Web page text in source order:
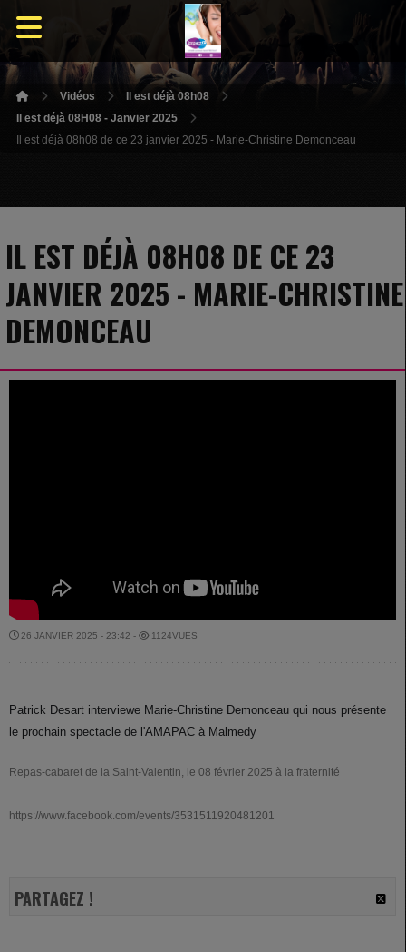
Vidéos
Il est déjà 08h08
Il est déjà 08H08 - Janvier 2025
Il est déjà 08h08 de ce 23 janvier 2025 - Marie-Christine Demonceau
IL EST DÉJÀ 08H08 DE CE 23
JANVIER 2025 - MARIE-CHRISTINE
DEMONCEAU
26 JANVIER 2025 - 23:42 - 1124VUES
Patrick Desart interviewe Marie-Christine Demonceau qui nous présente
le prochain spectacle de l'AMAPAC à Malmedy
Repas-cabaret de la Saint-Valentin, le 08 février 2025 à la fraternité
https://www.facebook.com/events/3531511920481201
PARTAGEZ !